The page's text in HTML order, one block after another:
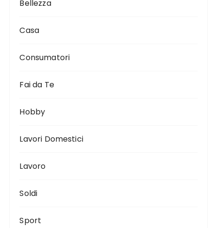
Bellezza
Casa
Consumatori
Fai da Te
Hobby
Lavori Domestici
Lavoro
Soldi
Sport